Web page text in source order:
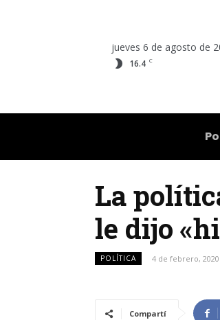
jueves 6 de agosto de
16.4 C
La
le dijo
POLÍTICA 4 de febrero, 2020
Compartí